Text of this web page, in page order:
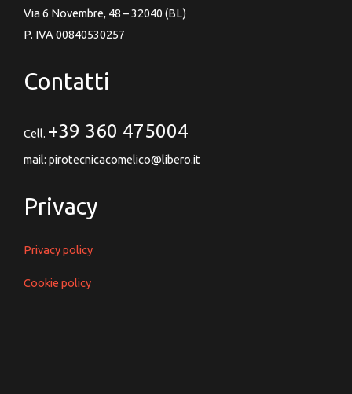
Via 6 Novembre, 48 – 32040 (BL)
P. IVA 00840530257
Contatti
Cell. +39 360 475004
mail: pirotecnicacomelico@libero.it
Privacy
Privacy policy
Cookie policy